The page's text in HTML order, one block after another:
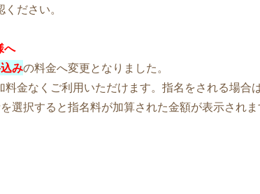
ださい。
へ
みの料金へ変更となりました。
金なくご利用いただけます。指名をされる場合
選択すると指名料が加算された金額が表示され